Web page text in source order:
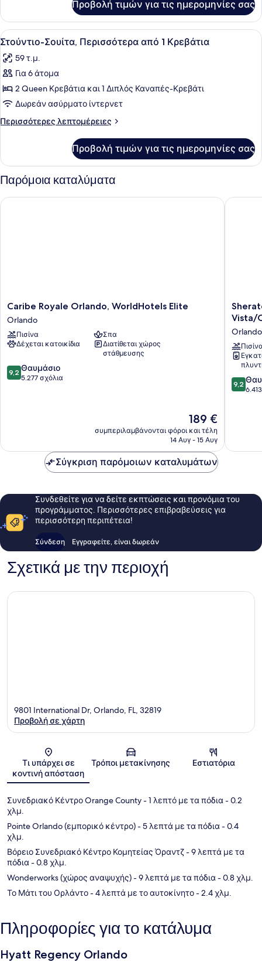
για
Άτομα
με
Αναπηρία
(Roll-
In
Shower)
1
King
Κρεβάτι,
για
Άτομα
Αναπηρία
(Roll-
Shower)
Προβολή τιμών για τις ημερομηνίες σας
Προβολή
όλων
των
φωτογραφιών
για
Στούντιο-
Σουίτα,
Περισσότερα
1
Κρεβάτια
Ένα δωμάτιο με ένα ξύλινο
2
Στούντιο-Σουίτα, Περισσότερα από 1 Κρεβάτια
59 τ.μ.
Για 6 άτομα
2 Queen Κρεβάτια και 1 Διπλός Καναπές-Κρεβάτι
Δωρεάν ασύρματο ίντερνετ
Περισσότερες λεπτομέρειες
Περισσότερες
Σουίτα,
Περισσότερα
από
Κρεβάτια
Προβολή τιμών για τις ημερομηνίες σας
Παρόμοια καταλύματα
Caribe
Royale
Orlando,
WorldHotels
Elite
Caribe Royale Orlando, WorldHotels Elite
Orlando
Πισίνα
Σπα
Δέχεται κατοικίδια
Διατίθεται χώρος
στάθμευσης
9.2
στα
9,2 Θαυμάσιο
5.277 σχόλια
Η
τιμή
είναι
189 €
συμπεριλαμβάνονται φόροι και τέλη
14 Αυγ - 15 Αυγ
Caribe Royale Orlando, WorldHotels Elite
Vistana
Resort
Villas,
Lake
Buena
Vista/
Orlando
Vista/
Orlando
9.2
στα
9,2
Σύγκριση παρόμοιων καταλυμάτων
Συνδεθείτε για να δείτε εκπτώσεις και προνόμια του
προγράμματος. Περισσότερες επιβραβεύσεις για
περισσότερη περιπέτεια!
Σύνδεση Εγγραφείτε, είναι δωρεάν
Σχετικά με την περιοχή
Χάρτης
9801 International Dr, Orlando, FL, 32819
Προβολή σε χάρτη
Τι υπάρχει σε
κοντινή απόσταση
Τρόποι μετακίνησης Εστιατόρια
Συνεδριακό Κέντρο Orange County- 1 λεπτό με τα πόδια- 0.2
χλμ.
Pointe Orlando (εμπορικό κέντρο)- 5 λεπτά με τα πόδια- 0.4
χλμ.
Βόρειο Συνεδριακό Κέντρο Κομητείας Όραντζ- 9 λεπτά με τα
πόδια- 0.8 χλμ.
Wonderworks (χώρος αναψυχής)- 9 λεπτά με τα πόδια- 0.8 χλμ.
Το Μάτι του Ορλάντο- 4 λεπτά με το αυτοκίνητο- 2.4 χλμ.
Πληροφορίες για το κατάλυμα
Hyatt Regency Orlando